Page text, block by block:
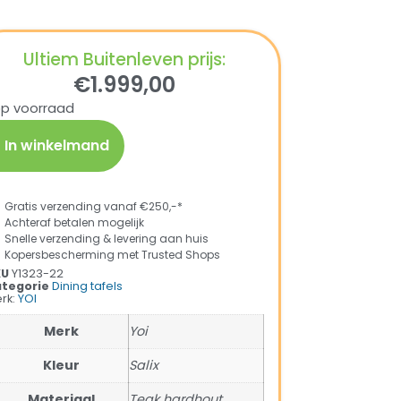
Ultiem Buitenleven prijs:
€1.999,00
voorraad
In winkelmand
Gratis verzending vanaf €250,-*
Achteraf betalen mogelijk
Snelle verzending & levering aan huis
Kopersbescherming met Trusted Shops
Y1323-22
Dining tafels
YOI
Merk
Yoi
Kleur
Salix